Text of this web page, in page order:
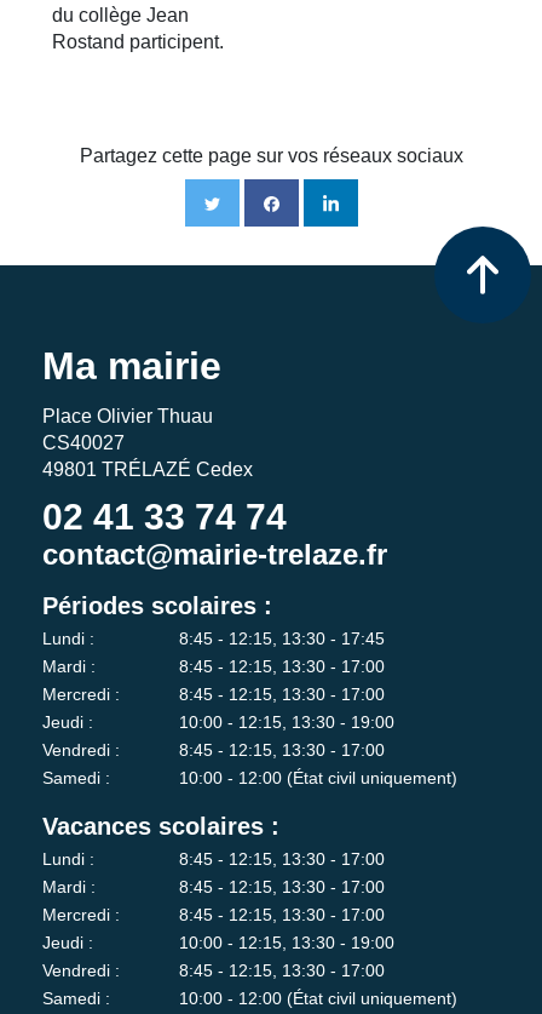
du collège Jean
Rostand participent.
Partagez cette page sur vos réseaux sociaux
Ma mairie
Place Olivier Thuau
CS40027
49801 TRÉLAZÉ Cedex
02 41 33 74 74
contact@mairie-trelaze.fr
Périodes scolaires :
Lundi :
8:45 - 12:15, 13:30 - 17:45
Mardi :
8:45 - 12:15, 13:30 - 17:00
Mercredi :
8:45 - 12:15, 13:30 - 17:00
Jeudi :
10:00 - 12:15, 13:30 - 19:00
Vendredi :
8:45 - 12:15, 13:30 - 17:00
Samedi :
10:00 - 12:00 (État civil uniquement)
Vacances scolaires :
Lundi :
8:45 - 12:15, 13:30 - 17:00
Mardi :
8:45 - 12:15, 13:30 - 17:00
Mercredi :
8:45 - 12:15, 13:30 - 17:00
Jeudi :
10:00 - 12:15, 13:30 - 19:00
Vendredi :
8:45 - 12:15, 13:30 - 17:00
Samedi :
10:00 - 12:00 (État civil uniquement)